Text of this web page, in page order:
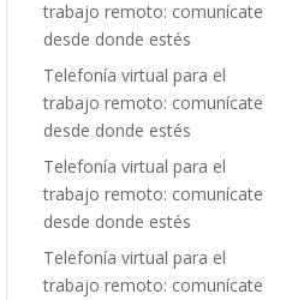
trabajo remoto: comunícate
desde donde estés
Telefonía virtual para el
trabajo remoto: comunícate
desde donde estés
Telefonía virtual para el
trabajo remoto: comunícate
desde donde estés
Telefonía virtual para el
trabajo remoto: comunícate